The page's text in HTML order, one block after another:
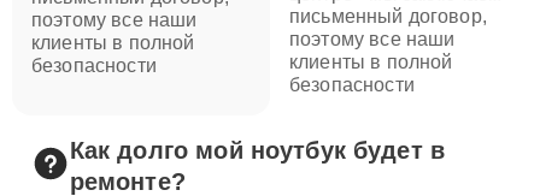
поэтому все наши
клиенты в полной
безопасности
письменный договор,
поэтому все наши
клиенты в полной
безопасности
Как долго мой ноутбук будет в
ремонте?